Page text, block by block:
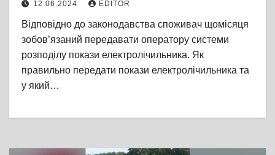
12.06.2024 EDITOR
Відповідно до законодавства споживач щомісяця
зобов’язаний передавати оператору системи
розподілу покази електролічильника. Як
правильно передати покази електролічильника та
у який…